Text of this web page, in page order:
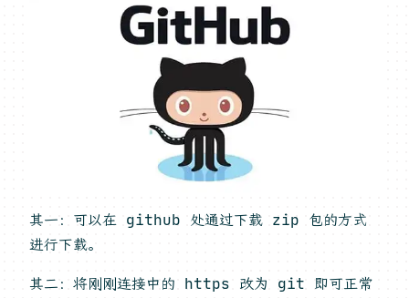
其一：可以在 github 处通过下载 zip 包的方式
进行下载。
其二：将刚刚连接中的 https 改为 git 即可正常